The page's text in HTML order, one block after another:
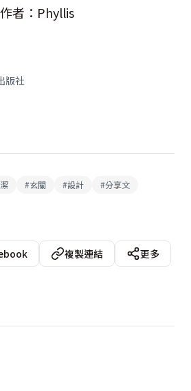
作者：Phyllis
版社
#玄關 #設計 #分享文
複製連結
更多